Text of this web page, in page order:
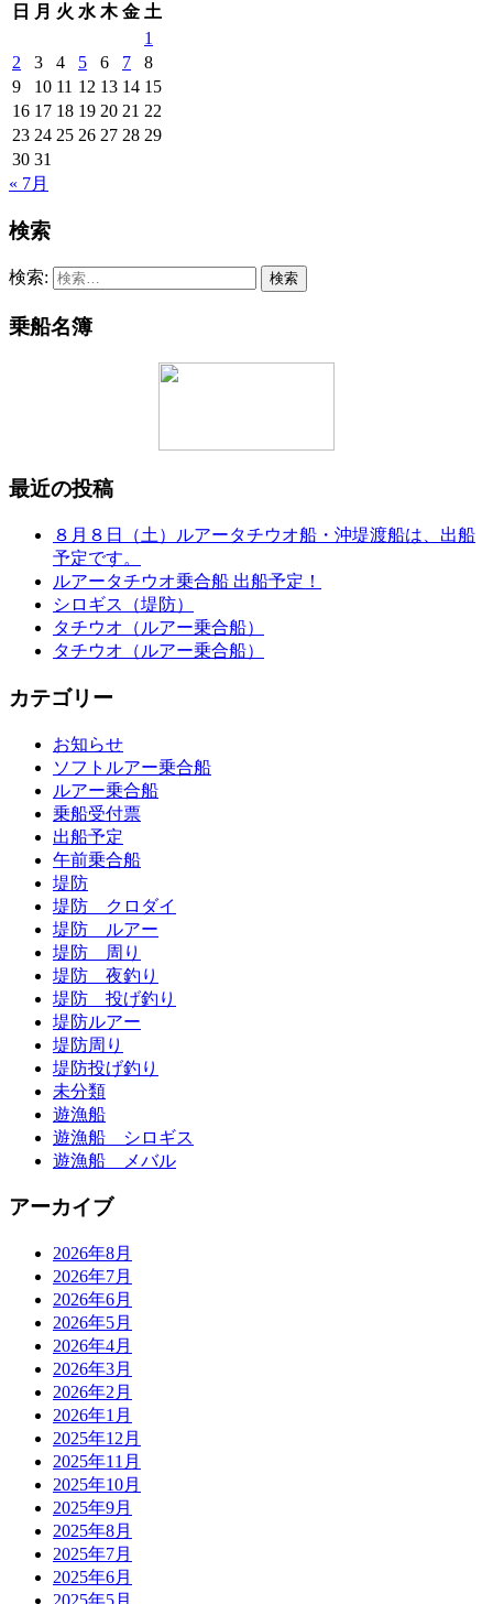
日
月 火 水 木 金 土
1
2
3 4 5 6 7
8
9
10 11 12 13 14 15
16 17 18 19 20 21 22
23 24 25 26 27 28 29
30 31
« 7月
検索
検索:
乗船名簿
最近の投稿
８月８日（土）ルアータチウオ船・沖堤渡船は、出船
予定です。
ルアータチウオ乗合船 出船予定！
シロギス（堤防）
タチウオ（ルアー乗合船）
タチウオ（ルアー乗合船）
カテゴリー
お知らせ
ソフトルアー乗合船
ルアー乗合船
乗船受付票
出船予定
午前乗合船
堤防
堤防 クロダイ
堤防 ルアー
堤防 周り
堤防 夜釣り
堤防 投げ釣り
堤防ルアー
堤防周り
堤防投げ釣り
未分類
遊漁船
遊漁船 シロギス
遊漁船 メバル
アーカイブ
2026年8月
2026年7月
2026年6月
2026年5月
2026年4月
2026年3月
2026年2月
2026年1月
2025年12月
2025年11月
2025年10月
2025年9月
2025年8月
2025年7月
2025年6月
2025年5月